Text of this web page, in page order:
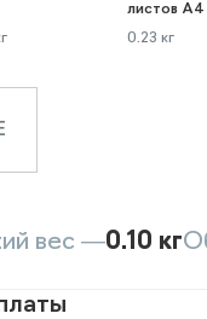
листов А4
0.23 кг
вес —0.10 кг